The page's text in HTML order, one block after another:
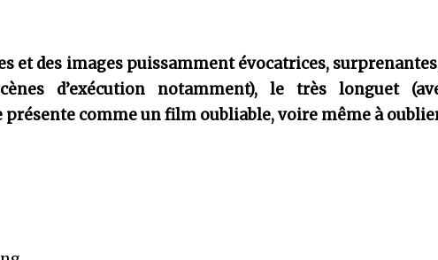
et des images puissamment évocatrices,
d’exécution notamment), le très longuet
présente comme un film oubliable, voire même à